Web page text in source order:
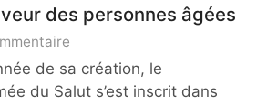
des personnes âgées
Sylvie
Laroche
Armee
de sa création, le
du Salut s’est inscrit dans